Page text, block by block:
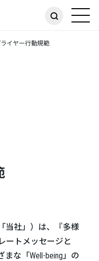
イヤー行動規範​
当社」）は、『多様
ートメッセージと
な「Well-being」の